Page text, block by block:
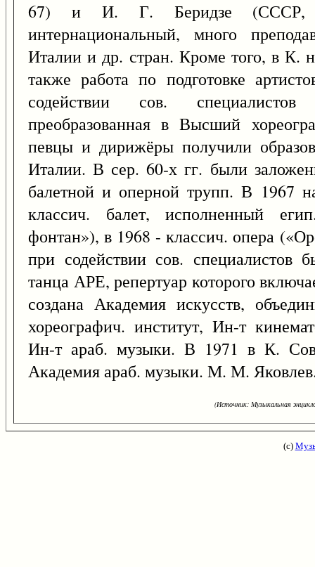
67) и И. Г. Беридзе (СССР,
интернациональный, много
Италии и др. стран. Кроме того, в К.
также работа по подготовке
содействии сов.
преобразованная в Высший
певцы и дирижёры получили
Италии. В сер. 60-х гг. были
балетной и оперной трупп. В 1967
классич. балет, исполненный
фонтан»), в 1968 - классич. опера
при содействии сов. специалистов
танца АРЕ, репертуар которого
создана Академия искусств,
хореографич. институт, Ин-т
Ин-т араб. музыки. В 1971 в К.
Академия араб. музыки. М. М.
(Источник: Музыкальная
(с)